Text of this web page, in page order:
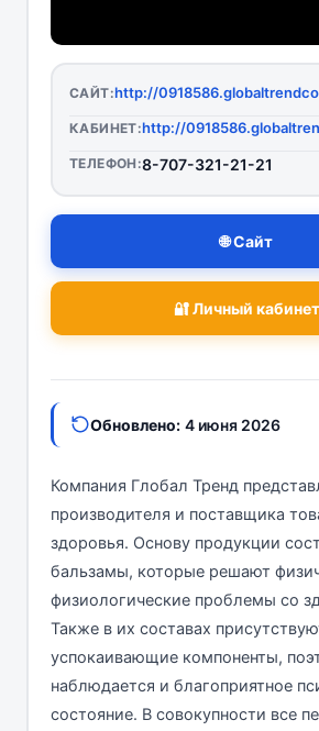
САЙТ:
КАБИНЕТ:
ТЕЛЕФОН:8-707-321-21-21
🌐 Сайт
🔐 Личный кабинет
Обновлено: 4 июня 2026
Компания Глобал Тренд
производителя и поставщика
здоровья. Основу продукции
бальзамы, которые решают
физиологические проблемы со
Также в их составах
успокаивающие компоненты,
наблюдается и благоприятное
состояние. В совокупности все